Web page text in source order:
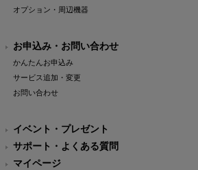
オプション・周辺機器
お申込み・お問い合わせ
かんたんお申込み
サービス追加・変更
お問い合わせ
イベント・プレゼント
サポート・よくある質問
マイページ